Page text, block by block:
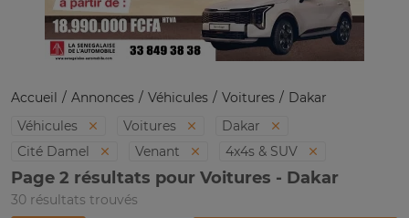
Accueil Annonces Véhicules Voitures
Dakar
Véhicules
Voitures
Dakar
Cité Damel
Venant 4x4s & SUV
Page 2 résultats pour Voitures - Dakar
30 résultats trouvés